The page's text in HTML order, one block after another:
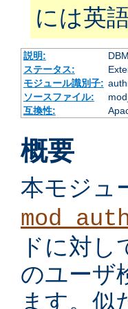
には英
説明:
ステータス:
モジュール識別子:
ソースファイル:
互換性:
概要
本モジュ
ドに対し
のユーザ
ます。似